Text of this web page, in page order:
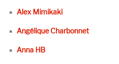
Alex Mimikaki
Angélique Charbonnet
Anna HB